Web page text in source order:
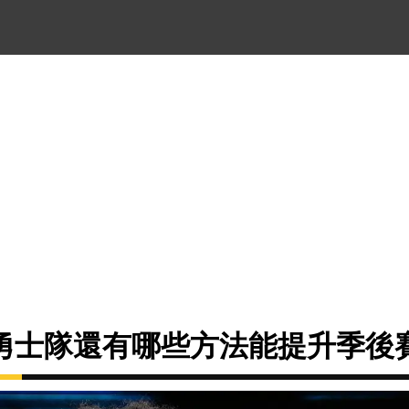
士隊還有哪些方法能提升季後